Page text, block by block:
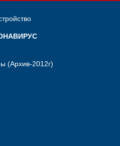
(Архив-2012г)